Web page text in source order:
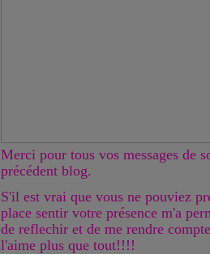
Merci pour tous vos messages de
précédent blog.
S'il est vrai que vous ne pouviez
place sentir votre présence m'a
de reflechir et de me rendre
l'aime plus que tout!!!!